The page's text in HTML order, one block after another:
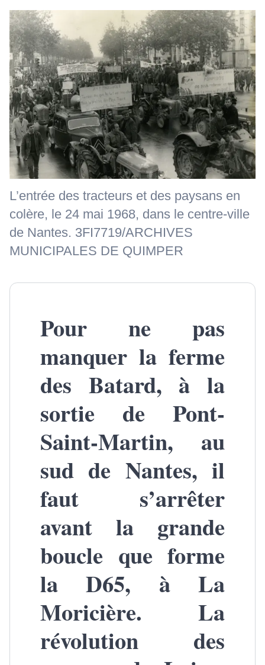
L’entrée des tracteurs et des paysans en
colère, le 24 mai 1968, dans le centre-ville
de Nantes. 3FI7719/ARCHIVES
MUNICIPALES DE QUIMPER
Pour ne pas
manquer la ferme
des Batard, à la
sortie de Pont-
Saint-Martin, au
sud de Nantes, il
faut s’arrêter
avant la grande
boucle que forme
la D65, à La
Moricière. La
révolution des